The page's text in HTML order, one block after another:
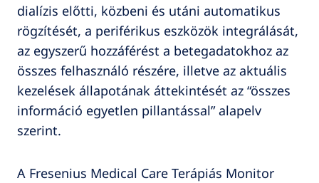
dialízis előtti, közbeni és utáni automatikus
rögzítését, a periférikus eszközök integrálását,
az egyszerű hozzáférést a betegadatokhoz az
összes felhasználó részére, illetve az aktuális
kezelések állapotának áttekintését az “összes
információ egyetlen pillantással” alapelv
szerint.
A Fresenius Medical Care Terápiás Monitor